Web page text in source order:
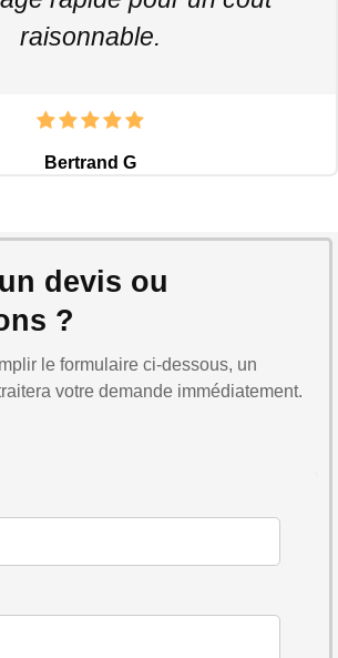
raisonnable.
Bertrand G
devis ou
?
le formulaire ci-dessous, un
votre demande immédiatement.